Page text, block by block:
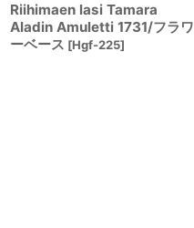
Riihimaen lasi Tamara
Aladin Amuletti 1731/フラワ
ーベース [Hgf-225]